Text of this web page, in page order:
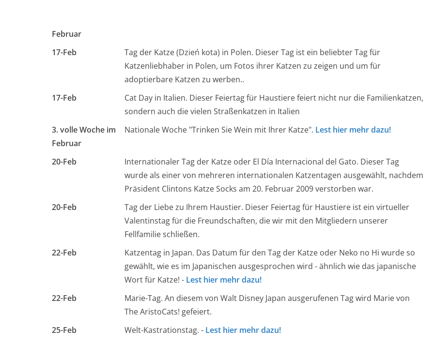
Februar
17-Feb
Tag der Katze (Dzień kota) in Polen. Dieser Tag ist ein beliebter Tag für
Katzenliebhaber in Polen, um Fotos ihrer Katzen zu zeigen und um für
adoptierbare Katzen zu werben..
17-Feb
Cat Day in Italien. Dieser Feiertag für Haustiere feiert nicht nur die Familienkatzen,
sondern auch die vielen Straßenkatzen in Italien
3. volle Woche im
Februar
Nationale Woche "Trinken Sie Wein mit Ihrer Katze". Lest hier mehr dazu!
20-Feb
Internationaler Tag der Katze oder El Día Internacional del Gato. Dieser Tag
wurde als einer von mehreren internationalen Katzentagen ausgewählt, nachdem
Präsident Clintons Katze Socks am 20. Februar 2009 verstorben war.
20-Feb
Tag der Liebe zu Ihrem Haustier. Dieser Feiertag für Haustiere ist ein virtueller
Valentinstag für die Freundschaften, die wir mit den Mitgliedern unserer
Fellfamilie schließen.
22-Feb
Katzentag in Japan. Das Datum für den Tag der Katze oder Neko no Hi wurde so
gewählt, wie es im Japanischen ausgesprochen wird - ähnlich wie das japanische
Wort für Katze! - Lest hier mehr dazu!
22-Feb
Marie-Tag. An diesem von Walt Disney Japan ausgerufenen Tag wird Marie von
The AristoCats! gefeiert.
25-Feb
Welt-Kastrationstag. - Lest hier mehr dazu!